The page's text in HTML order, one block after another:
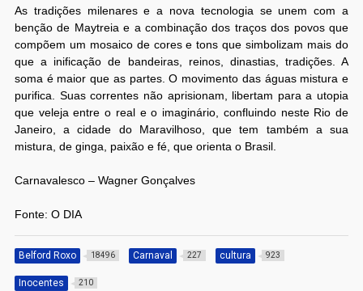
As tradições milenares e a nova tecnologia se unem com a
benção de Maytreia e a combinação dos traços dos povos que
compõem um mosaico de cores e tons que simbolizam mais do
que a inificação de bandeiras, reinos, dinastias, tradições. A
soma é maior que as partes. O movimento das águas mistura e
purifica. Suas correntes não aprisionam, libertam para a utopia
que veleja entre o real e o imaginário, confluindo neste Rio de
Janeiro, a cidade do Maravilhoso, que tem também a sua
mistura, de ginga, paixão e fé, que orienta o Brasil.
Carnavalesco – Wagner Gonçalves
Fonte: O DIA
Belford Roxo 18496 Carnaval 227 cultura 923
Inocentes 210